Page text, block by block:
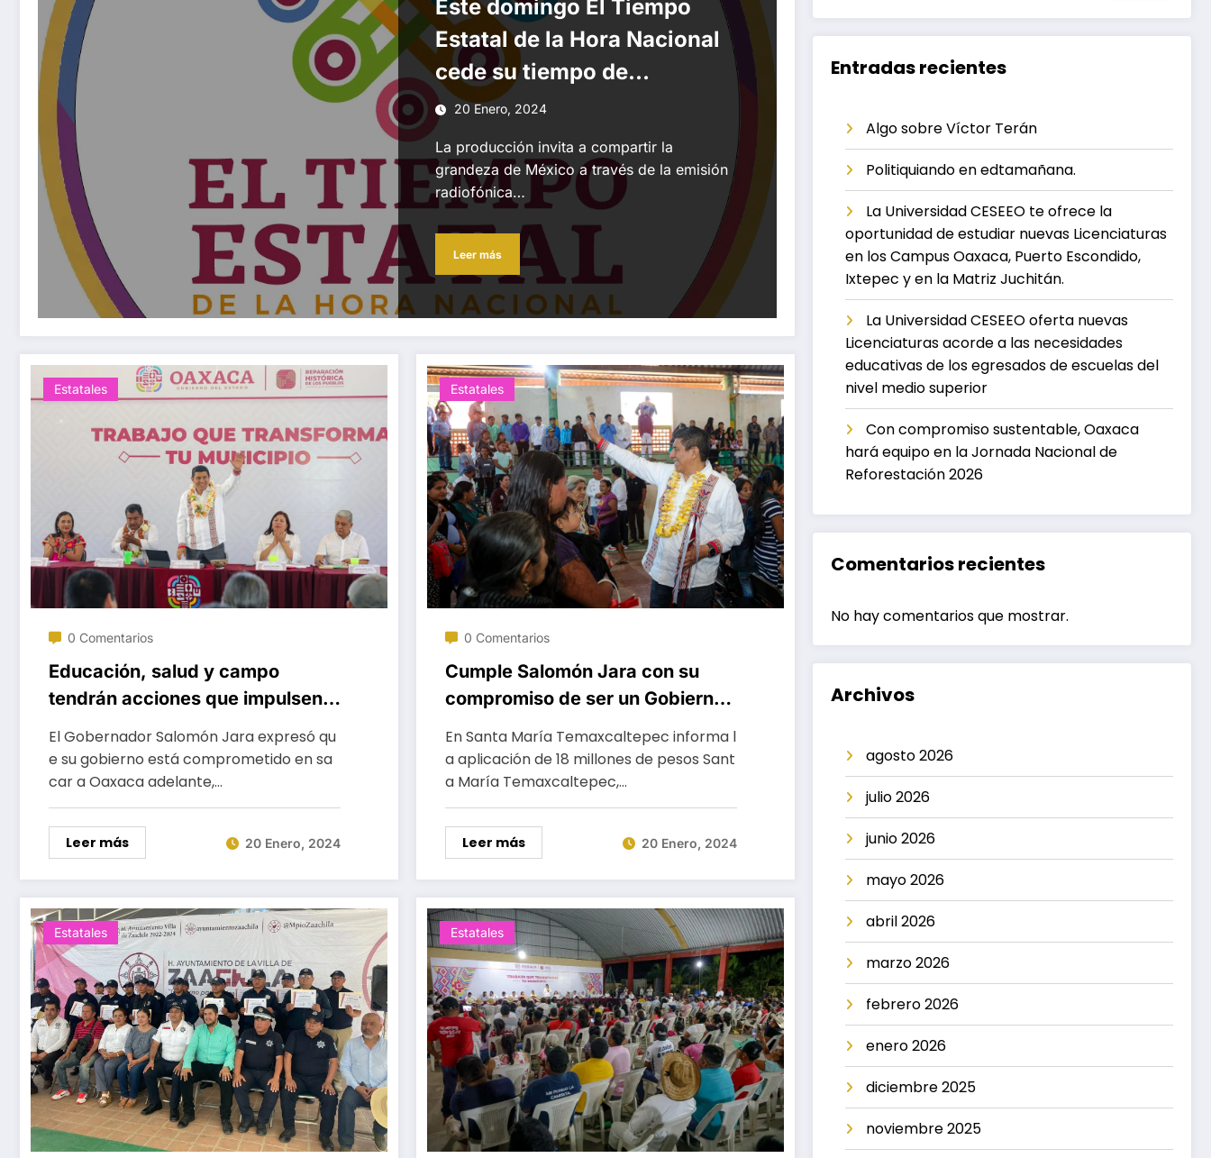
Este domingo El Tiempo
Estatal de la Hora Nacional
cede su tiempo de
transmisión
20 Enero, 2024
La producción invita a compartir la
grandeza de México a través de la emisión
radiofónica…
Leer más
Estatales
0 Comentarios
Educación, salud y campo
tendrán acciones que impulsen
el desarrollo de San Juan Lachao
El Gobernador Salomón Jara expresó qu
e su gobierno está comprometido en sa
car a Oaxaca adelante,…
Leer más 20 Enero, 2024
Estatales
0 Comentarios
Cumple Salomón Jara con su
compromiso de ser un Gobierno
de territorio, recorre zona
chatina de Oaxaca
En Santa María Temaxcaltepec informa l
a aplicación de 18 millones de pesos Sant
a María Temaxcaltepec,…
Leer más 20 Enero, 2024
Estatales Estatales
Entradas recientes
Algo sobre Víctor Terán
Politiquiando en edtamañana.
La Universidad CESEEO te ofrece la
oportunidad de estudiar nuevas Licenciaturas
en los Campus Oaxaca, Puerto Escondido,
Ixtepec y en la Matriz Juchitán.
La Universidad CESEEO oferta nuevas
Licenciaturas acorde a las necesidades
educativas de los egresados de escuelas del
nivel medio superior
Con compromiso sustentable, Oaxaca
hará equipo en la Jornada Nacional de
Reforestación 2026
Comentarios recientes
No hay comentarios que mostrar.
Archivos
agosto 2026
julio 2026
junio 2026
mayo 2026
abril 2026
marzo 2026
febrero 2026
enero 2026
diciembre 2025
noviembre 2025